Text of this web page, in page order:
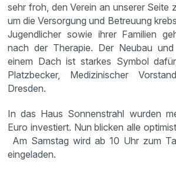
sehr froh, den Verein an unserer Seite
um die Versorgung und Betreuung
Jugendlicher sowie ihrer Familien
nach der Therapie. Der Neubau
einem Dach ist starkes Symbol
Platzbecker, Medizinischer
Dresden.
In das Haus Sonnenstrahl wurden
Euro investiert. Nun blicken alle
Am Samstag wird ab 10 Uhr zum
eingeladen.